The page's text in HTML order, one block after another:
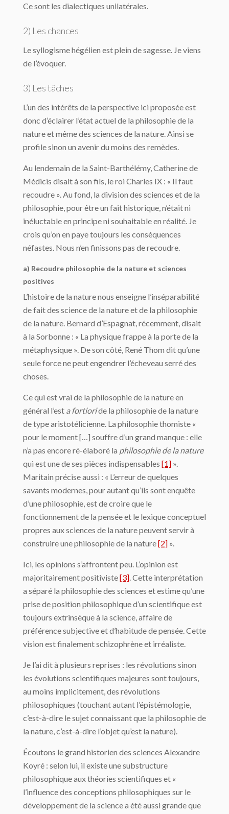
Ce sont les dialectiques unilatérales.
2) Les chances
Le syllogisme hégélien est plein de sagesse. Je viens
de l’évoquer.
3) Les tâches
L’un des intérêts de la perspective ici proposée est
donc d’éclairer l’état actuel de la philosophie de la
nature et même des sciences de la nature. Ainsi se
profile sinon un avenir du moins des remèdes.
Au lendemain de la Saint-Barthélémy, Catherine de
Médicis disait à son fils, le roi Charles IX : « Il faut
recoudre ». Au fond, la division des sciences et de la
philosophie, pour être un fait historique, n’était ni
inéluctable en principe ni souhaitable en réalité. Je
crois qu’on en paye toujours les conséquences
néfastes. Nous n’en finissons pas de re­coudre.
a) Recoudre philosophie de la nature et sciences
positives
L’histoire de la nature nous enseigne l’inséparabilité
de fait des science de la nature et de la philosophie
de la nature. Bernard d’Espagnat, récemment, disait
à la Sorbonne : « La physique frappe à la porte de la
métaphysique ». De son côté, René Thom dit qu’une
seule force ne peut engendrer l’écheveau serré des
choses.
Ce qui est vrai de la philosophie de la nature en
général l’est a fortioride la philosophie de la nature
de type aristotélicienne. La philosophie thomiste «
pour le moment […] souffre d’un grand manque : elle
n’a pas encore ré-élaboré la philosophie de la nature
qui est une de ses pièces indispensables [1] ».
Maritain précise aussi : « L’erreur de quelques
savants modernes, pour autant qu’ils sont enquête
d’une philosophie, est de croire que le
fonctionnement de la pensée et le lexique conceptuel
propres aux sciences de la na­ture peuvent servir à
construire une philosophie de la nature[2] ».
Ici, les opinions s’affrontent peu. L’opinion est
majoritairement positiviste[3] . Cette in­terprétation
a séparé la philosophie des sciences et estime qu’une
prise de position phi­losophique d’un scientifique est
toujours extrinsèque à la science, affaire de
préférence subjective et d’habitude de pensée. Cette
vision est finalement schizophrène et irréaliste.
Je l’ai dit à plusieurs reprises : les révolutions sinon
les évolutions scientifiques ma­jeures sont toujours,
au moins implicitement, des révolutions
philosophiques (touchant autant l’épistémologie,
c’est-à-dire le sujet connaissant que la philosophie de
la nature, c’est-à-dire l’objet qu’est la nature).
Écoutons le grand historien des sciences Alexandre
Koyré : selon lui, il existe une sub­structure
philosophique aux théories scientifiques et «
l’influence des conceptions philo­sophiques sur le
développement de la science a été aussi grande que